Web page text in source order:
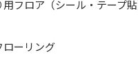
用フロア（シール・テープ貼
ローリング